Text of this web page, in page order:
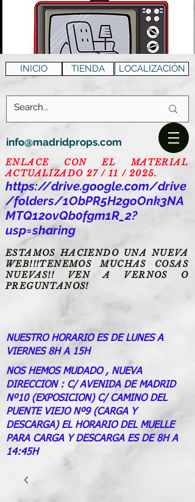
INICIO TIENDA LOCALIZACIÓN
info@madridprops.com
ENLACE CON EL MATERIAL
ACTUALIZADO 27 / 11 / 2025.
https://drive.google.com/drive
/folders/1ObPR5H2goOnk3NA
MTQ12ovQb0fgm1R_2?
usp=sharing
ESTAMOS HACIENDO UNA NUEVA
WEB!!!TENEMOS MUCHAS COSAS
NUEVAS!! VEN A VERNOS O
PREGUNTANOS!
NUESTRO HORARIO ES DE LUNES A
VIERNES 8H A 15H
NOS HEMOS MUDADO , NUEVA
DIRECCION : C/ AVENIDA DE MADRID
Nº10 (EXPOSICION) C/ CAMINO DEL
PUENTE VIEJO Nº9 (CARGA Y
DESCARGA) EL HORARIO DEL MUELLE
PARA CARGA Y DESCARGA ES DE 8H A
14:45H